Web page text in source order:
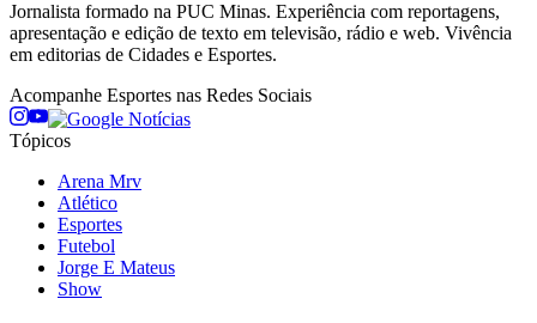
Jornalista formado na PUC Minas. Experiência com reportagens,
apresentação e edição de texto em televisão, rádio e web. Vivência
em editorias de Cidades e Esportes.
Acompanhe Esportes nas Redes Sociais
Tópicos
Arena Mrv
Atlético
Esportes
Futebol
Jorge E Mateus
Show